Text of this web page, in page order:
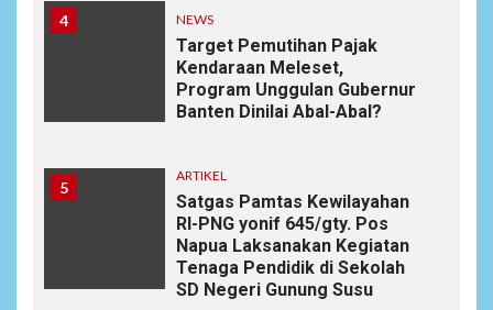
4 NEWS
Target Pemutihan Pajak
Kendaraan Meleset,
Program Unggulan Gubernur
Banten Dinilai Abal-Abal?
5
ARTIKEL
Satgas Pamtas Kewilayahan
RI-PNG yonif 645/gty. Pos
Napua Laksanakan Kegiatan
Tenaga Pendidik di Sekolah
SD Negeri Gunung Susu